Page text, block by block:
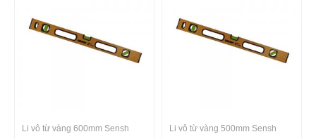
Li vô từ vàng 600mm Sensh Li vô từ vàng 500mm Sensh